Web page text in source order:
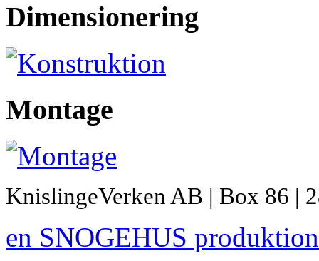
Dimensionering
Montage
KnislingeVerken AB | Box 86 |
en SNOGEHUS produktion